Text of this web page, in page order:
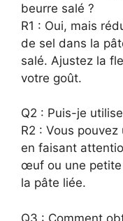
beurre salé ?
R1 : Oui, mais
de sel dans la
salé. Ajustez la
votre goût.
Q2 : Puis-je
R2 : Vous
en faisant
œuf ou une petite
la pâte liée.
Q3 : Comment